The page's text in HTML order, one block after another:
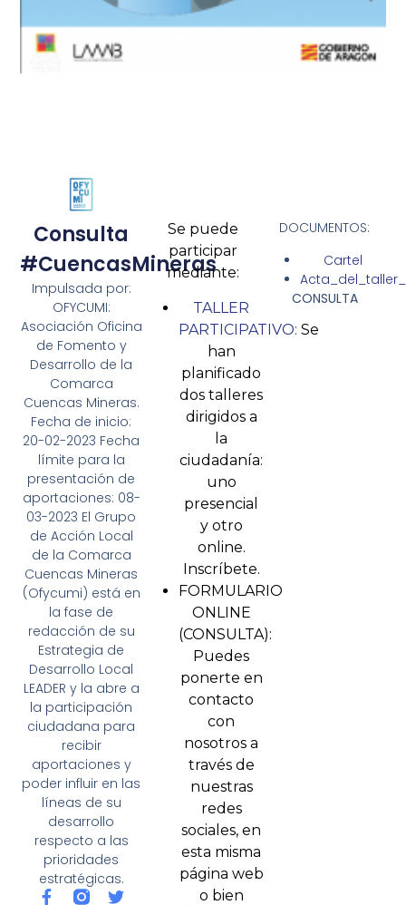
Consulta
#CuencasMineras
Impulsada por:
OFYCUMI:
Asociación Oficina
de Fomento y
Desarrollo de la
Comarca
Cuencas Mineras.
Fecha de inicio:
20-02-2023 Fecha
límite para la
presentación de
aportaciones: 08-
03-2023 El Grupo
de Acción Local
de la Comarca
Cuencas Mineras
(Ofycumi) está en
la fase de
redacción de su
Estrategia de
Desarrollo Local
LEADER y la abre a
la participación
ciudadana para
recibir
aportaciones y
poder influir en las
líneas de su
desarrollo
respecto a las
prioridades
estratégicas.
Se puede
participar
mediante:
TALLER
PARTICIPATIVO: Se
han
planificado
dos talleres
dirigidos a
la
ciudadanía:
uno
presencial
y otro
online.
Inscríbete.
FORMULARIO
ONLINE
(CONSULTA):
Puedes
ponerte en
contacto
con
nosotros a
través de
nuestras
redes
sociales, en
esta misma
página web
o bien
DOCUMENTOS:
Cartel
CONSULTA